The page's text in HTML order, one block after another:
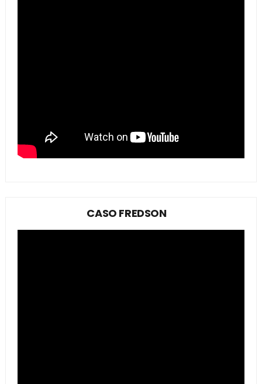
CASO FREDSON